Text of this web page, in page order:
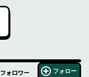
フォロワー フォロー